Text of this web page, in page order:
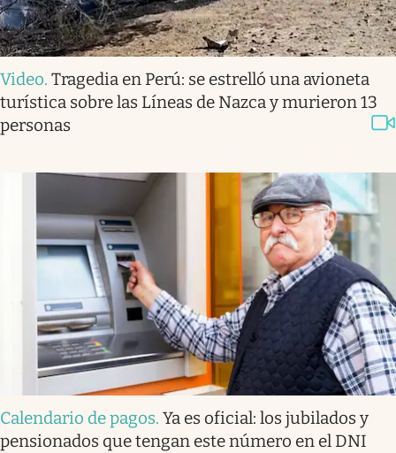
Video. Tragedia en Perú: se estrelló una avioneta
turística sobre las Líneas de Nazca y murieron 13
personas
Calendario de pagos. Ya es oficial: los jubilados y
pensionados que tengan este número en el DNI